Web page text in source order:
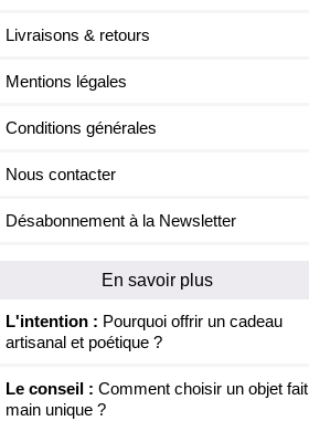
Livraisons & retours
Mentions légales
Conditions générales
Nous contacter
Désabonnement à la Newsletter
En savoir plus
L'intention : Pourquoi offrir un cadeau
artisanal et poétique ?
Le conseil : Comment choisir un objet fait
main unique ?